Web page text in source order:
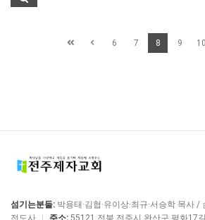
6 7 8 9 10
섬기는분들: 박용태·김협·유이상·최규·서승학 목사 /